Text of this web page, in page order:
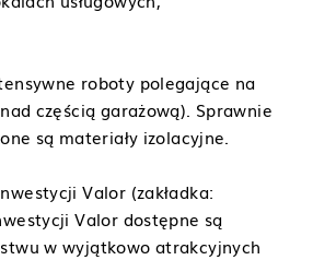
roboty polegające na
częścią garażową). Sprawnie
są materiały izolacyjne.
Valor (zakładka:
Valor dostępne są
w wyjątkowo atrakcyjnych